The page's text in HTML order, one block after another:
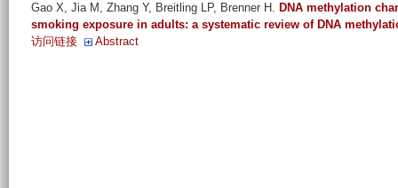
Gao X, Jia M, Zhang Y, Breitling LP, Brenner H . DNA methylation
smoking exposure in adults: a systematic review of DNA
访问链接
Abstract